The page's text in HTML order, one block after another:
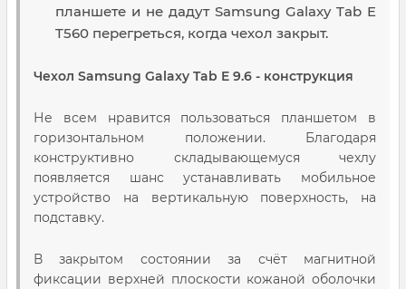
планшете и не дадут Samsung Galaxy Tab E
T560 перегреться, когда чехол закрыт.
Чехол Samsung Galaxy Tab E 9.6 - конструкция
Не всем нравится пользоваться планшетом в
горизонтальном положении. Благодаря
конструктивно складывающемуся чехлу
появляется шанс устанавливать мобильное
устройство на вертикальную поверхность, на
подставку.
В закрытом состоянии за счёт магнитной
фиксации верхней плоскости кожаной оболочки